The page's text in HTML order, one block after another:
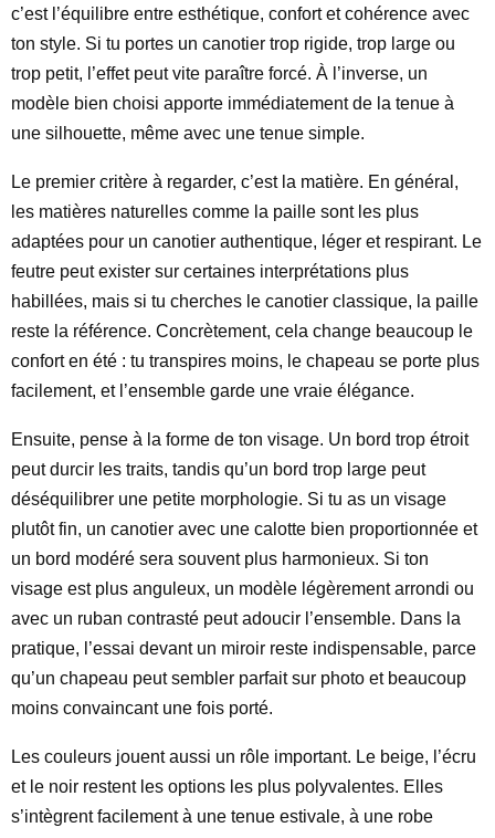
c’est l’équilibre entre esthétique, confort et cohérence avec
ton style. Si tu portes un canotier trop rigide, trop large ou
trop petit, l’effet peut vite paraître forcé. À l’inverse, un
modèle bien choisi apporte immédiatement de la tenue à
une silhouette, même avec une tenue simple.
Le premier critère à regarder, c’est la matière. En général,
les matières naturelles comme la paille sont les plus
adaptées pour un canotier authentique, léger et respirant. Le
feutre peut exister sur certaines interprétations plus
habillées, mais si tu cherches le canotier classique, la paille
reste la référence. Concrètement, cela change beaucoup le
confort en été : tu transpires moins, le chapeau se porte plus
facilement, et l’ensemble garde une vraie élégance.
Ensuite, pense à la forme de ton visage. Un bord trop étroit
peut durcir les traits, tandis qu’un bord trop large peut
déséquilibrer une petite morphologie. Si tu as un visage
plutôt fin, un canotier avec une calotte bien proportionnée et
un bord modéré sera souvent plus harmonieux. Si ton
visage est plus anguleux, un modèle légèrement arrondi ou
avec un ruban contrasté peut adoucir l’ensemble. Dans la
pratique, l’essai devant un miroir reste indispensable, parce
qu’un chapeau peut sembler parfait sur photo et beaucoup
moins convaincant une fois porté.
Les couleurs jouent aussi un rôle important. Le beige, l’écru
et le noir restent les options les plus polyvalentes. Elles
s’intègrent facilement à une tenue estivale, à une robe